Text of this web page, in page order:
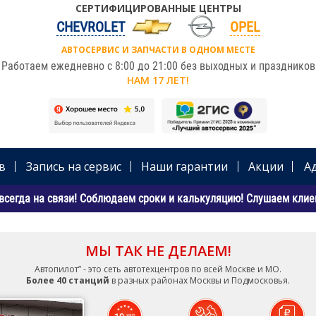
СЕРТИФИЦИРОВАННЫЕ ЦЕНТРЫ
CHEVROLET OPEL
АВТОСЕРВИС И ЗАПЧАСТИ В ОДНОМ МЕСТЕ
Работаем ежедневно с 8:00 до 21:00 без выходных и праздников
НАМ 17 ЛЕТ!
Запись на сервис Наши гарантии Акции
на связи! Соблюдаем сроки и калькуляцию! Слушаем
МЫ ТАК НЕ ДЕЛАЕМ!
Автопилот” - это сеть автотехцентров по всей Москве и МО.
Более 40 станций в разных районах Москвы и Подмосковья.